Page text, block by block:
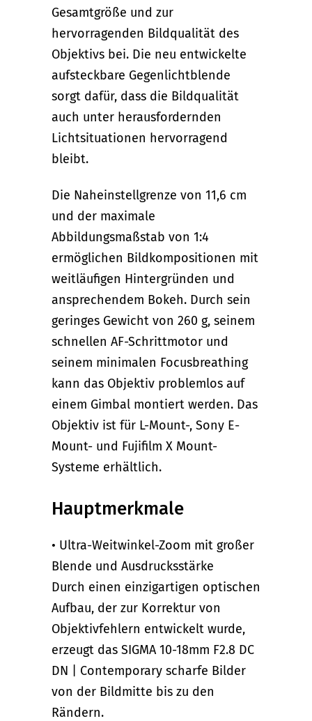
Gesamtgröße und zur
hervorragenden Bildqualität des
Objektivs bei. Die neu entwickelte
aufsteckbare Gegenlichtblende
sorgt dafür, dass die Bildqualität
auch unter herausfordernden
Lichtsituationen hervorragend
bleibt.
Die Naheinstellgrenze von 11,6 cm
und der maximale
Abbildungsmaßstab von 1:4
ermöglichen Bildkompositionen mit
weitläufigen Hintergründen und
ansprechendem Bokeh. Durch sein
geringes Gewicht von 260 g, seinem
schnellen AF-Schrittmotor und
seinem minimalen Focusbreathing
kann das Objektiv problemlos auf
einem Gimbal montiert werden. Das
Objektiv ist für L-Mount-, Sony E-
Mount- und Fujifilm X Mount-
Systeme erhältlich.
Hauptmerkmale
• Ultra-Weitwinkel-Zoom mit großer
Blende und Ausdrucksstärke
Durch einen einzigartigen optischen
Aufbau, der zur Korrektur von
Objektivfehlern entwickelt wurde,
erzeugt das SIGMA 10-18mm F2.8 DC
DN | Contemporary scharfe Bilder
von der Bildmitte bis zu den
Rändern.